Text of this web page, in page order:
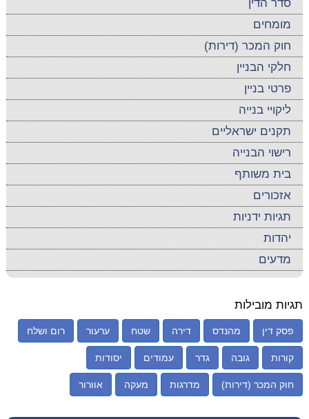
סדר הדין
מומחים
חוק המכר (דירות)
חלקי הבניין
פרטי בניין
ליקויי בנייה
תקנים ישראליים
רישוי הבנייה
בית משותף
אזכורים
תגיות ידניות
יהדות
מדעים
תגיות מובילות
פסק דין מהנדס דירה שטח ערעור רום ושלח
קורות גובה גדר עמודים יסודות
חוק המכר (דירות) מדרגות מעקה אוורור